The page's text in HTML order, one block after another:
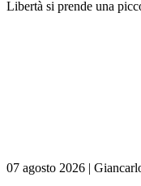
Libertà si prende una
07 agosto 2026 |